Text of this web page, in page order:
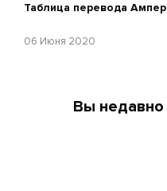
Таблица перевода
06 Июня 2020
Вы недавно